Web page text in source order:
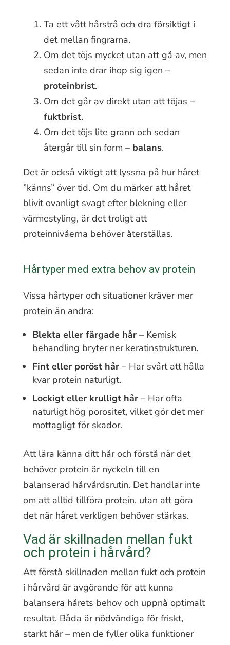
Ta ett vått hårstrå och dra försiktigt i
det mellan fingrarna.
Om det töjs mycket utan att gå av, men
sedan inte drar ihop sig igen –
proteinbrist.
Om det går av direkt utan att töjas –
fuktbrist.
Om det töjs lite grann och sedan
återgår till sin form – balans.
Det är också viktigt att lyssna på hur håret
”känns” över tid. Om du märker att håret
blivit ovanligt svagt efter blekning eller
värmestyling, är det troligt att
proteinnivåerna behöver återställas.
Hårtyper med extra behov av protein
Vissa hårtyper och situationer kräver mer
protein än andra:
Blekta eller färgade hår– Kemisk
behandling bryter ner keratinstrukturen.
Fint eller poröst hår– Har svårt att hålla
kvar protein naturligt.
Lockigt eller krulligt hår– Har ofta
naturligt hög porositet, vilket gör det mer
mottagligt för skador.
Att lära känna ditt hår och förstå när det
behöver protein är nyckeln till en
balanserad hårvårdsrutin. Det handlar inte
om att alltid tillföra protein, utan att göra
det när håret verkligen behöver stärkas.
Vad är skillnaden mellan fukt
och protein i hårvård?
Att förstå skillnaden mellan fukt och protein
i hårvård är avgörande för att kunna
balansera hårets behov och uppnå optimalt
resultat. Båda är nödvändiga för friskt,
starkt hår – men de fyller olika funktioner